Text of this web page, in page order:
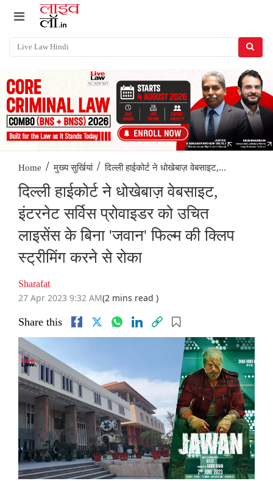
Home / मुख्य सुर्खियां / दिल्ली हाईकोर्ट ने धोखेबाज़ वेबसाइट,...
दिल्ली हाईकोर्ट ने धोखेबाज़ वेबसाइट,
इंटरनेट सर्विस प्रोवाइडर को उचित
लाइसेंस के बिना 'जवान' फिल्म की क्लिप
स्ट्रीमिंग करने से रोका
Sharafat
27 Apr 2023 9:32 AM(2 mins read )
Share this